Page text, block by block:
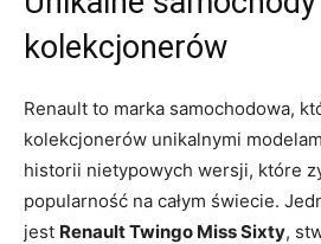
kolekcjonerów
Renault to marka samochodowa,
kolekcjonerów unikalnymi
historii⁤ nietypowych wersji, które
popularność na ‌całym‌ świecie.
jest Renault Twingo Miss Sixty,